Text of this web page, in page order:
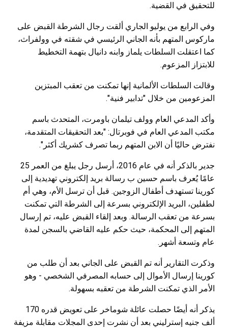
للتحقيق في القضية.
وفي الرابع من يوليو الجاري ألقت رجال الشرطة القبض على
ماركوس المتهم بأنه الجاني الرئيسي في شقته في وولفراث،
كما اعتقلت السلطات يلماز وابنه دانيال بتهمة التخطيط
للابتزاز المزعوم.
وقالت السلطات الألمانية إنها تمكنت من تعقب المبتزين
المزعومين من خلال "تدابير فنية".
وأكد المدعي العام وولف تيلمان باومرت، المتحدث باسم
مكتب المدعي العام في فوبرتال: "بعد التحقيقات المتقدمة،
نفترض حاليًا أن الابن المتهم ربما تصرف كشريك أكثر".
جدير بالذكر أنه في عام 2016، أرسل رجل يبلغ من العمر 25
عامًا يُعرف باسم حسين ب رسالة بريد إلكتروني تهديدية إلى
كورينا تستهدف أطفال الزوجين. قبل أن ترسل الأم، وهي أم
لطفلين، البريد الإلكتروني بسرعة إلى الشرطة التي تمكنت
بسرعة من تعقب الرسالة. وبعد إلقاء القبض عليه، تم إرسال
المتهم إلى المحكمة، حيث حكم عليه القاضي بالسجن لمدة
عام وتسعة أشهر.
وذكرت التقارير أنه تم القبض على الجاني بعد أن طلب من
كورينا إرسال الأموال إلى حسابه المصرفي الشخصي - وهو
الأمر الذي تمكنت الشرطة من تعقبه بسهولة.
يذكر أنه أيضًا حصلت عائلة شوماخر على تعويض قدره 170
ألف جنيه إسترليني بعد أن نشرت إحدى المجلات مقابلة مزيفة